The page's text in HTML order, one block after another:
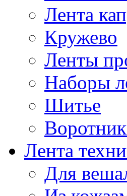
Лента
Кружево
Ленты
Наборы
Шитье
Лента
Для